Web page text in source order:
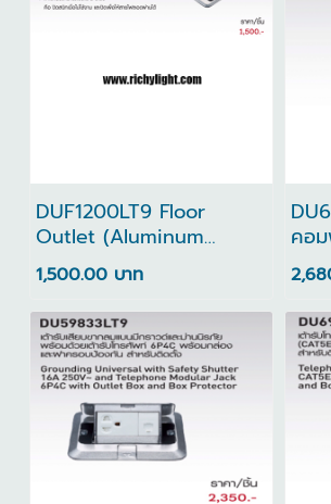
DUF1200LT9 Floor
Outlet (Aluminum
Diecast) ใช้งานง่าย
1,500.00 บาท
คอ
กล่อ